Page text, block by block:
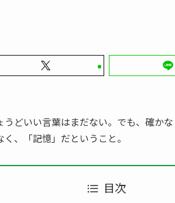
どいい言葉はまだない。でも、確か
、「記憶」だということ。
目次